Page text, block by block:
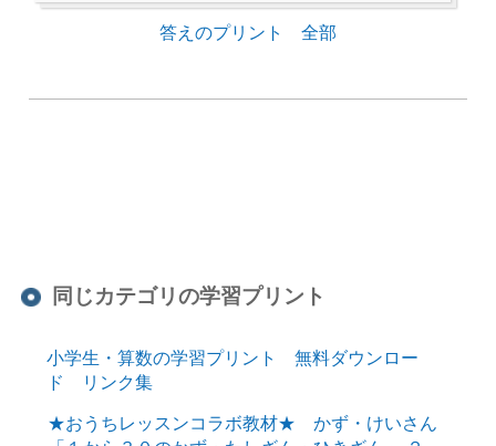
答えのプリント 全部
同じカテゴリの学習プリント
小学生・算数の学習プリント 無料ダウンロー
ド リンク集
★おうちレッスンコラボ教材★ かず・けいさん